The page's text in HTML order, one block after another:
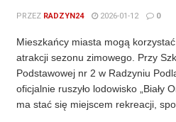
PRZEZ RADZYN24 2026-01-12 0
Mieszkańcy miasta mogą
atrakcji sezonu zimowego. Przy
Podstawowej nr 2 w Radzyniu
oficjalnie ruszyło lodowisko „Biały
ma stać się miejscem rekreacji,